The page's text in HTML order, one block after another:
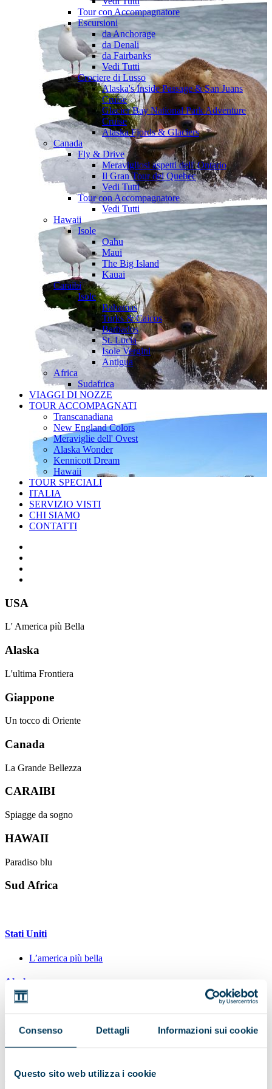
Consenso Dettagli Informazioni sui cookie
Questo sito web utilizza i cookie
Tour con Accompagnatore
Escursioni
da Anchorage
da Denali
da Fairbanks
Vedi Tutti
Crociere di Lusso
Alaska's Inside Passage & San Juans
Cruise
Glacier Bay National Park Adventure
Cruise
Alaska Fjords & Glaciers
Canada
Fly & Drive
Meravigliosi aspetti dell' Ontario
Il Gran Tour del Quebec
Vedi Tutti
Tour con Accompagnatore
Vedi Tutti
Hawaii
Isole
Oahu
Maui
The Big Island
Kauai
Caraibi
Isole
Bahamas
Turks & Caicos
Barbados
St. Lucia
Isole Vergini
Antigua
Africa
Sudafrica
VIAGGI DI NOZZE
TOUR ACCOMPAGNATI
Transcanadiana
New England Colors
Meraviglie dell' Ovest
Alaska Wonder
Kennicott Dream
Hawaii
TOUR SPECIALI
ITALIA
SERVIZIO VISTI
CHI SIAMO
CONTATTI
USA
L' America più Bella
Alaska
L'ultima Frontiera
Giappone
Un tocco di Oriente
Canada
La Grande Bellezza
CARAIBI
Spiagge da sogno
HAWAII
Paradiso blu
Sud Africa
Stati Uniti
L’america più bella
Alaska
Hawaii
Canada